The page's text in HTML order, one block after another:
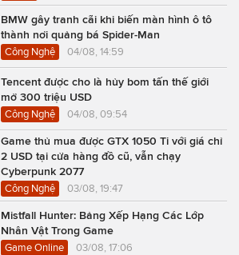
BMW gây tranh cãi khi biến màn hình ô tô
thành nơi quảng bá Spider-Man
Công Nghệ 04/08, 14:59
Tencent được cho là hủy bom tấn thế giới
mở 300 triệu USD
Công Nghệ 04/08, 09:54
Game thủ mua được GTX 1050 Ti với giá chỉ
2 USD tại cửa hàng đồ cũ, vẫn chạy
Cyberpunk 2077
Công Nghệ 03/08, 19:47
Mistfall Hunter: Bảng Xếp Hạng Các Lớp
Nhân Vật Trong Game
Game Online 03/08, 17:06